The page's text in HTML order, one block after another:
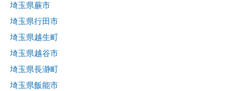
埼玉県蕨市
埼玉県行田市
埼玉県越生町
埼玉県越谷市
埼玉県長瀞町
埼玉県飯能市